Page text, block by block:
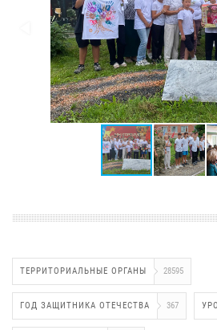
ТЕРРИТОРИАЛЬНЫЕ ОРГАНЫ 28595
ГОД ЗАЩИТНИКА ОТЕЧЕСТВА 367